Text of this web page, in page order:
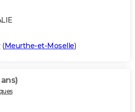
(Meurthe-et-Moselle)